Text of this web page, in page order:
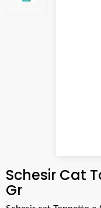
Schesir Cat
Gr